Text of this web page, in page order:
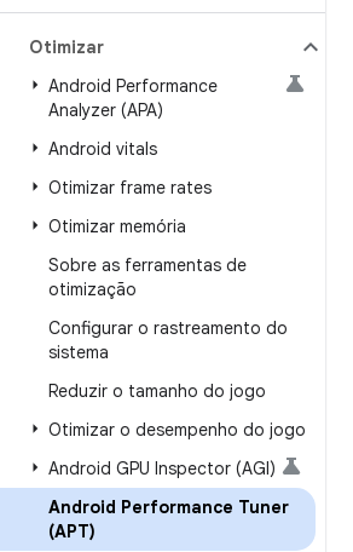
Otimizar
Android Performance
Analyzer (APA)
Android vitals
Otimizar frame rates
Otimizar memória
Sobre as ferramentas de
otimização
Configurar o rastreamento do
sistema
Reduzir o tamanho do jogo
Otimizar o desempenho do jogo
Android GPU Inspector (AGI)
Android Performance Tuner
(APT)